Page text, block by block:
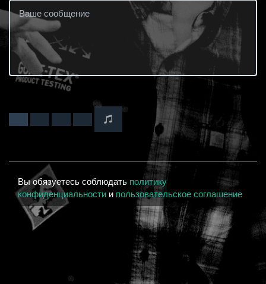
Вы обязуетесь соблюдать политику
конфиденциальности и пользовательское соглашение